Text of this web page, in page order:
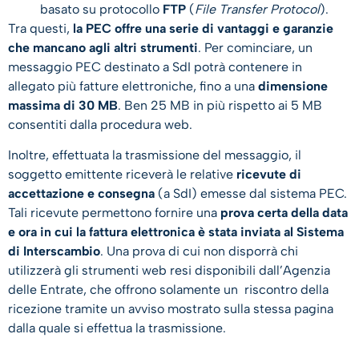
basato su protocollo FTP (File Transfer Protocol).
Tra questi, la PEC offre una serie di vantaggi e garanzie
che mancano agli altri strumenti. Per cominciare, un
messaggio PEC destinato a SdI potrà contenere in
allegato più fatture elettroniche, fino a una dimensione
massima di 30 MB. Ben 25 MB in più rispetto ai 5 MB
consentiti dalla procedura web.
Inoltre, effettuata la trasmissione del messaggio, il
soggetto emittente riceverà le relative ricevute di
accettazione e consegna (a SdI) emesse dal sistema PEC.
Tali ricevute permettono fornire una prova certa della data
e ora in cui la fattura elettronica è stata inviata al Sistema
di Interscambio. Una prova di cui non disporrà chi
utilizzerà gli strumenti web resi disponibili dall’Agenzia
delle Entrate, che offrono solamente un riscontro della
ricezione tramite un avviso mostrato sulla stessa pagina
dalla quale si effettua la trasmissione.